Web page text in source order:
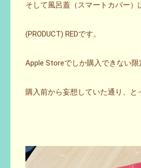
そして風呂蓋（スマートカバー）
(PRODUCT) REDです。
Apple Storeでしか購入できない限
購入前から妄想していた通り、